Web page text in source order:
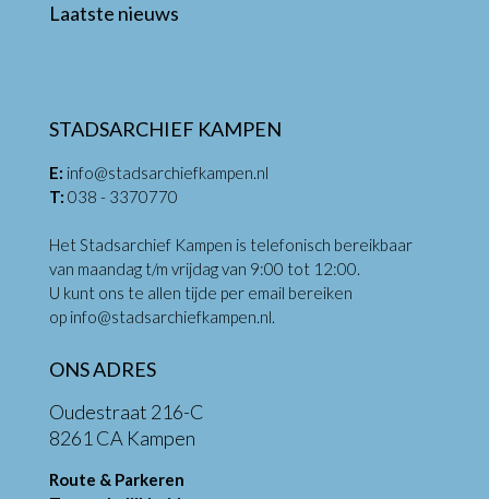
Laatste nieuws
STADSARCHIEF KAMPEN
E: info@stadsarchiefkampen.nl
T: 038 - 3370770
Het Stadsarchief Kampen is telefonisch bereikbaar
van maandag t/m vrijdag van 9:00 tot 12:00.
U kunt ons te allen tijde per email bereiken
op info@stadsarchiefkampen.nl.
ONS ADRES
Oudestraat 216-C
8261 CA Kampen
Route & Parkeren